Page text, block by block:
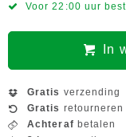
Voor 22:00 uur
In
Gratis verzending
Gratis retourneren
Achteraf betalen